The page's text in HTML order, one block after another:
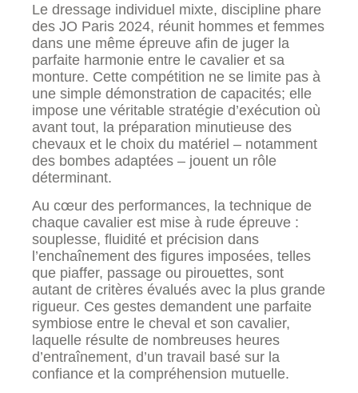
Le dressage individuel mixte, discipline phare
des JO Paris 2024, réunit hommes et femmes
dans une même épreuve afin de juger la
parfaite harmonie entre le cavalier et sa
monture. Cette compétition ne se limite pas à
une simple démonstration de capacités; elle
impose une véritable stratégie d’exécution où
avant tout, la préparation minutieuse des
chevaux et le choix du matériel – notamment
des bombes adaptées – jouent un rôle
déterminant.
Au cœur des performances, la technique de
chaque cavalier est mise à rude épreuve :
souplesse, fluidité et précision dans
l’enchaînement des figures imposées, telles
que piaffer, passage ou pirouettes, sont
autant de critères évalués avec la plus grande
rigueur. Ces gestes demandent une parfaite
symbiose entre le cheval et son cavalier,
laquelle résulte de nombreuses heures
d’entraînement, d’un travail basé sur la
confiance et la compréhension mutuelle.